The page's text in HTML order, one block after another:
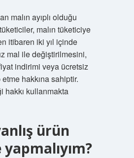
malın ayıplı olduğu
malın tüketiciye
itibaren iki yıl içinde
mal ile değiştirilmesini,
indirimi veya ücretsiz
etme hakkına sahiptir.
hakkı kullanmakta
ürün